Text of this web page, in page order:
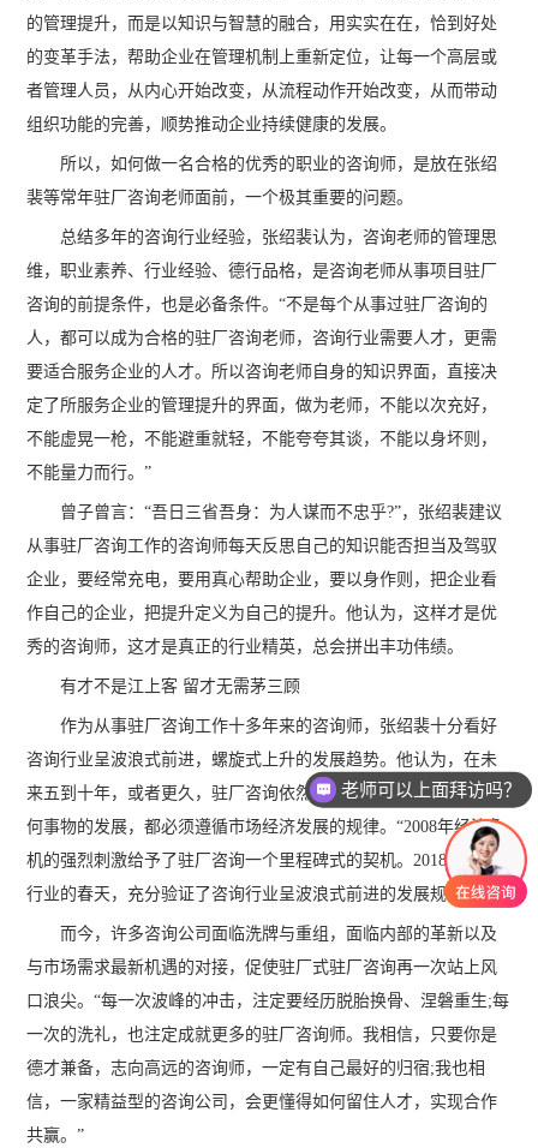
的管理提升，而是以知识与智慧的融合，用实实在在，恰到好处
的变革手法，帮助企业在管理机制上重新定位，让每一个高层或
者管理人员，从内心开始改变，从流程动作开始改变，从而带动
组织功能的完善，顺势推动企业持续健康的发展。
所以，如何做一名合格的优秀的职业的咨询师，是放在张绍
裴等常年驻厂咨询老师面前，一个极其重要的问题。
总结多年的咨询行业经验，张绍裴认为，咨询老师的管理思
维，职业素养、行业经验、德行品格，是咨询老师从事项目驻厂
咨询的前提条件，也是必备条件。“不是每个从事过驻厂咨询的
人，都可以成为合格的驻厂咨询老师，咨询行业需要人才，更需
要适合服务企业的人才。所以咨询老师自身的知识界面，直接决
定了所服务企业的管理提升的界面，做为老师，不能以次充好，
不能虚晃一枪，不能避重就轻，不能夸夸其谈，不能以身坏则，
不能量力而行。”
曾子曾言：“吾日三省吾身：为人谋而不忠乎?”，张绍裴建议
从事驻厂咨询工作的咨询师每天反思自己的知识能否担当及驾驭
企业，要经常充电，要用真心帮助企业，要以身作则，把企业看
作自己的企业，把提升定义为自己的提升。他认为，这样才是优
秀的咨询师，这才是真正的行业精英，总会拼出丰功伟绩。
有才不是江上客 留才无需茅三顾
作为从事驻厂咨询工作十多年来的咨询师，张绍裴十分看好
咨询行业呈波浪式前进，螺旋式上升的发展趋势。他认为，在未
来五到十年，或者更久，驻厂咨询依然会是一个朝阳产业，但任
何事物的发展，都必须遵循市场经济发展的规律。“2008年经济危
机的强烈刺激给予了驻厂咨询一个里程碑式的契机。2018年咨询
行业的春天，充分验证了咨询行业呈波浪式前进的发展规律。”
而今，许多咨询公司面临洗牌与重组，面临内部的革新以及
与市场需求最新机遇的对接，促使驻厂式驻厂咨询再一次站上风
口浪尖。“每一次波峰的冲击，注定要经历脱胎换骨、涅磐重生;每
一次的洗礼，也注定成就更多的驻厂咨询师。我相信，只要你是
德才兼备，志向高远的咨询师，一定有自己最好的归宿;我也相
信，一家精益型的咨询公司，会更懂得如何留住人才，实现合作
共赢。”
老师可以上面拜访吗？